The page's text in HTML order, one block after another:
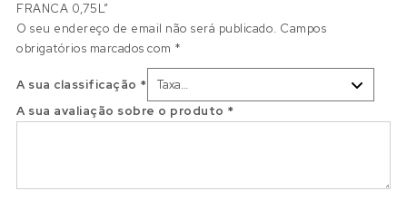
FRANCA 0,75L”
O seu endereço de email não será publicado. Campos
obrigatórios marcados com *
A sua classificação *
A sua avaliação sobre o produto *